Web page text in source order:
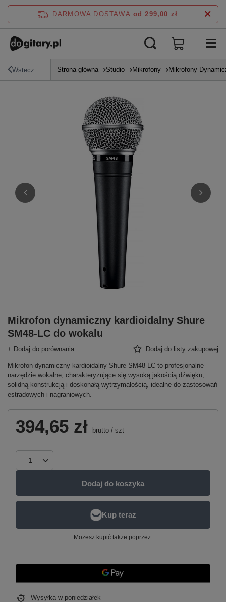
DARMOWA DOSTAWA od 299,00 zł
Wstecz Strona główna Studio Mikrofony Mikrofony
Mikrofon dynamiczny kardioidalny Shure
SM48-LC do wokalu
+ Dodaj do porównania Dodaj do listy zakupowej
Mikrofon dynamiczny kardioidalny Shure SM48-LC to profesjonalne
narzędzie wokalne, charakteryzujące się wysoką jakością dźwięku,
solidną konstrukcją i doskonałą wytrzymałością, idealne do zastosowań
estradowych i nagraniowych.
394,65 zł brutto / szt
Dodaj do koszyka
Możesz kupić także poprzez:
Wysyłka w poniedziałek